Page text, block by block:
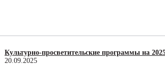
Культурно-просветительские программы на
20.09.2025